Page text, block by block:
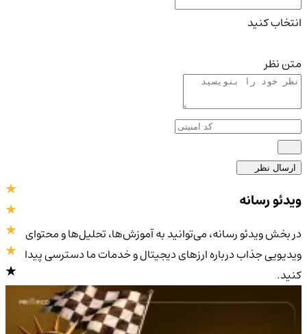
انتخاب کنید
متن نظر
ارسال نظر
4.9/5
ویدئو رسانه
در بخش ویدئو رسانه، می‌توانید به آموزش‌ها، تحلیل‌ها و محتوای
ویدیویی جذاب درباره ارزهای دیجیتال و خدمات ما دسترسی پیدا
کنید.